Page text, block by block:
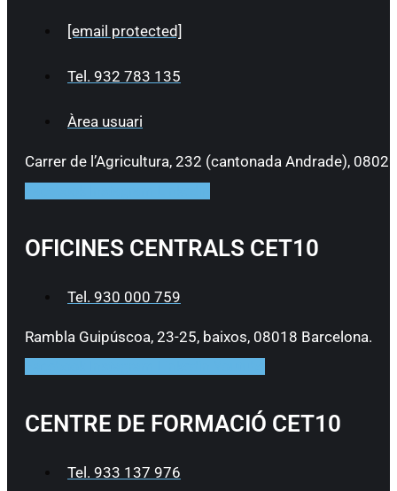
[email protected]
Tel. 932 783 135
Àrea usuari
Carrer de l’Agricultura, 232 (cantonada Andrade),
OFICINES CENTRALS CET10
Tel. 930 000 759
Rambla Guipúscoa, 23-25, baixos, 08018 Barcelona.
CENTRE DE FORMACIÓ CET10
Tel. 933 137 976